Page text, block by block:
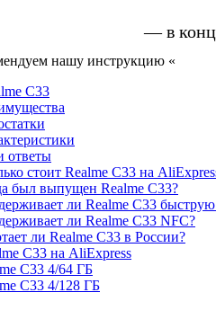
— в
нашу инструкцию «
C33
ответы
стоит Realme C33 на
был выпущен Realme C33?
ли Realme C33 быструю
ли Realme C33 NFC?
ли Realme C33 в России?
C33 на AliExpress
C33 4/64 ГБ
C33 4/128 ГБ